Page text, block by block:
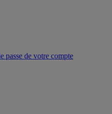
passe de votre compte